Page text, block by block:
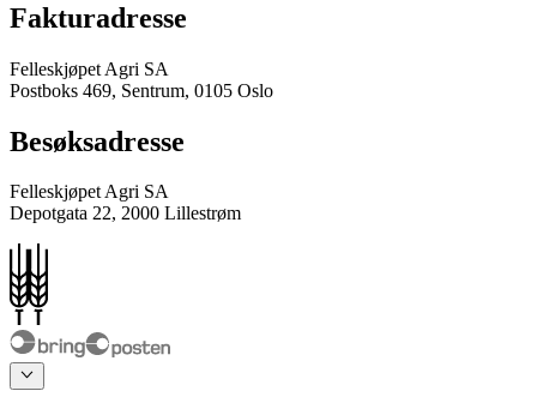
Fakturadresse
Felleskjøpet Agri SA
Postboks 469, Sentrum, 0105 Oslo
Besøksadresse
Felleskjøpet Agri SA
Depotgata 22, 2000 Lillestrøm